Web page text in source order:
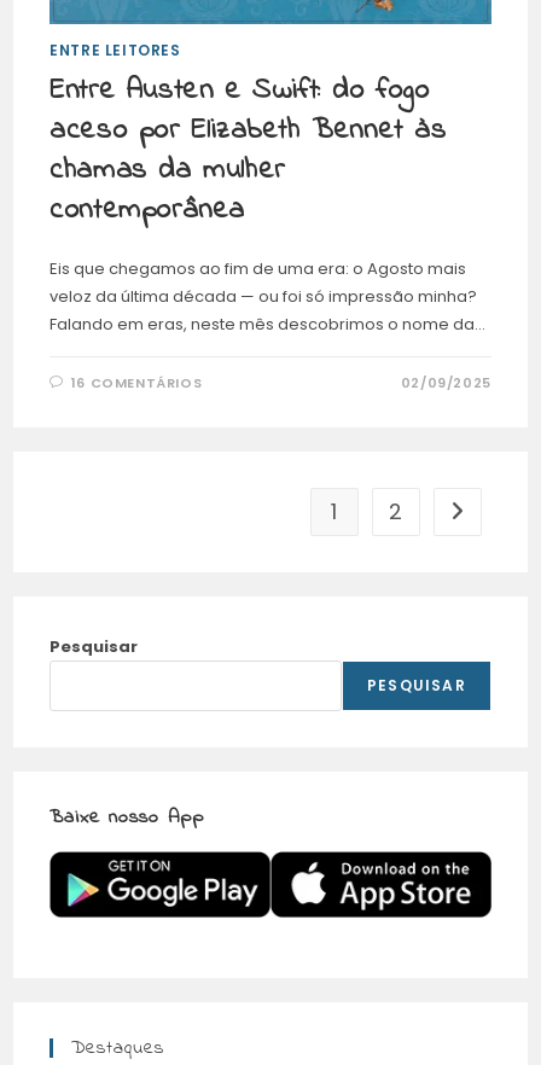
ENTRE LEITORES
Entre Austen e Swift: do fogo
aceso por Elizabeth Bennet às
chamas da mulher
contemporânea
Eis que chegamos ao fim de uma era: o Agosto mais
veloz da última década — ou foi só impressão minha?
Falando em eras, neste mês descobrimos o nome da…
16 COMENTÁRIOS 02/09/2025
1 2
Pesquisar
PESQUISAR
Baixe nosso App
Destaques